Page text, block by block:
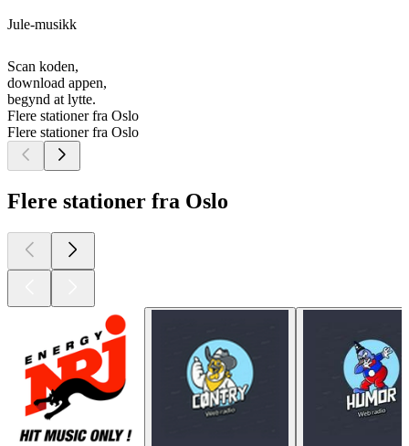
Jule-musikk
Scan koden,
download appen,
begynd at lytte.
Flere stationer fra Oslo
Flere stationer fra Oslo
Flere stationer fra Oslo